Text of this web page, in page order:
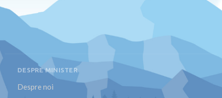
DESPRE MINISTER
Despre noi